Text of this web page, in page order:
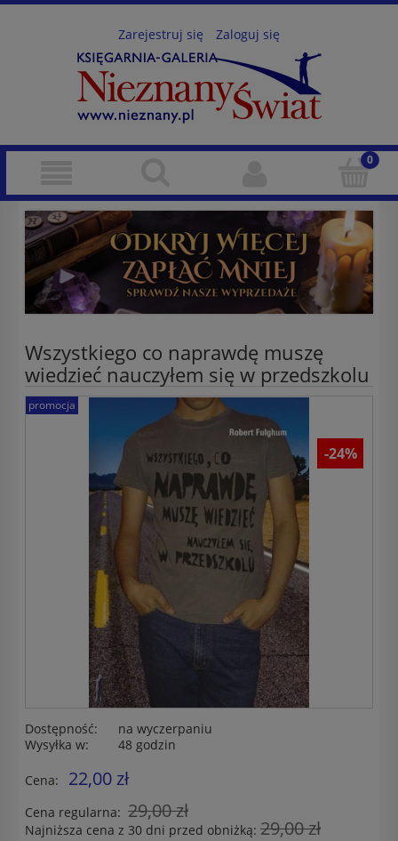
Zarejestruj się Zaloguj się
Wszystkiego co naprawdę muszę
wiedzieć nauczyłem się w przedszkolu
promocja
-24%
Dostępność:
na wyczerpaniu
Wysyłka w:
48 godzin
Cena: 22,00 zł
Cena regularna: 29,00 zł
Najniższa cena z 30 dni przed obniżką: 29,00 zł